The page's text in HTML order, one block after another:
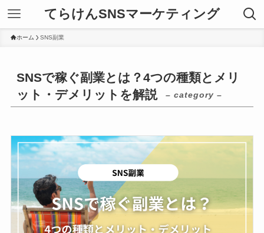
てらけんSNSマーケティング
ホーム SNS副業
SNSで稼ぐ副業とは？4つの種類とメリ
ット・デメリットを解説
– category –